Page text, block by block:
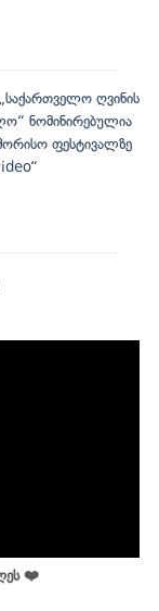
ღვინის
ნომინირებულია
ფესტივალზე
❤️